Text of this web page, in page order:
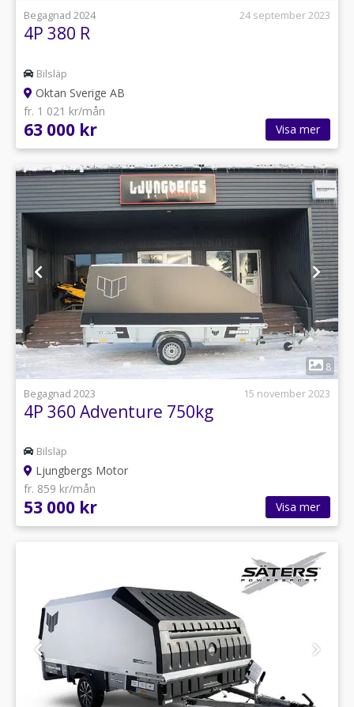
Begagnad 2024 24 september 2023
4P 380 R
Bilsläp
Oktan Sverige AB
fr. 1 021 kr/mån
63 000 kr Visa mer
1
8
Begagnad 2023
15 november 2023
4P 360 Adventure 750kg
Bilsläp
Ljungbergs Motor
fr. 859 kr/mån
53 000 kr Visa mer